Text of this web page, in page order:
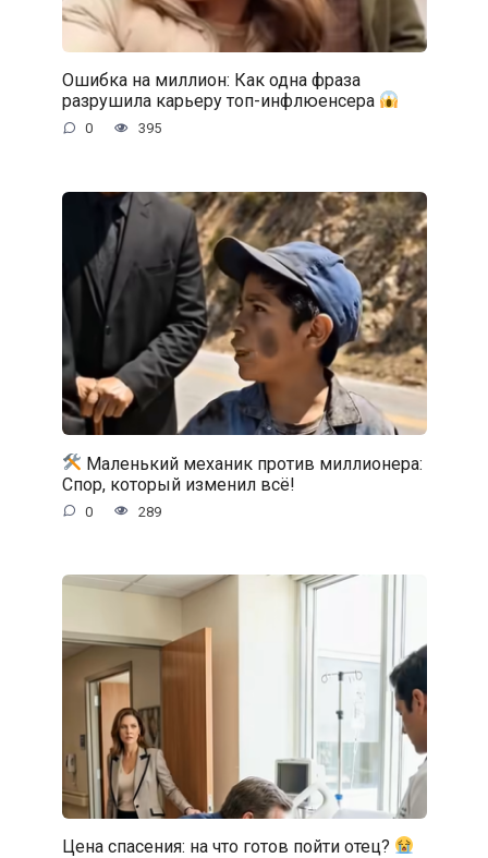
Ошибка на миллион: Как одна фраза
разрушила карьеру топ-инфлюенсера
0 395
Маленький механик против миллионера:
Спор, который изменил всё!
0 289
Цена спасения: на что готов пойти отец?